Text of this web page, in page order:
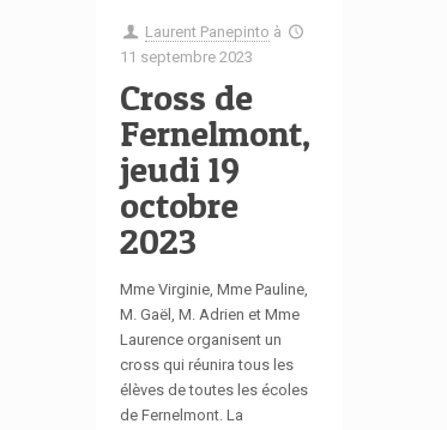
Laurent Panepinto à
11 septembre 2023
Cross de
Fernelmont,
jeudi 19
octobre
2023
Mme Virginie, Mme Pauline,
M. Gaël, M. Adrien et Mme
Laurence organisent un
cross qui réunira tous les
élèves de toutes les écoles
de Fernelmont. La